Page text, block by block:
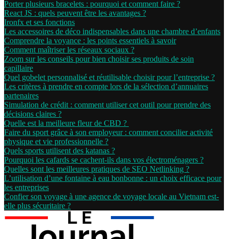
Porter plusieurs bracelets : pourquoi et comment faire ?
React JS : quels peuvent être les avantages ?
Ironfx et ses fonctions
Les accessoires de déco indispensables dans une chambre d’enfants
Comprendre la voyance : les points essentiels à savoir
Comment maîtriser les réseaux sociaux ?
Zoom sur les conseils pour bien choisir ses produits de soin
capillaire
Quel gobelet personnalisé et réutilisable choisir pour l’entreprise ?
Les critères à prendre en compte lors de la sélection d’annuaires
partenaires
Simulation de crédit : comment utiliser cet outil pour prendre des
décisions claires ?
Quelle est la meilleure fleur de CBD ?
Faire du sport grâce à son employeur : comment concilier activité
physique et vie professionnelle ?
Quels sports utilisent des katanas ?
Pourquoi les cafards se cachent-ils dans vos électroménagers ?
Quelles sont les meilleures pratiques de SEO Netlinking ?
L’utilisation d’une fontaine à eau bonbonne : un choix efficace pour
les entreprises
Confier son voyage à une agence de voyage locale au Vietnam est-
elle plus sécuritaire ?